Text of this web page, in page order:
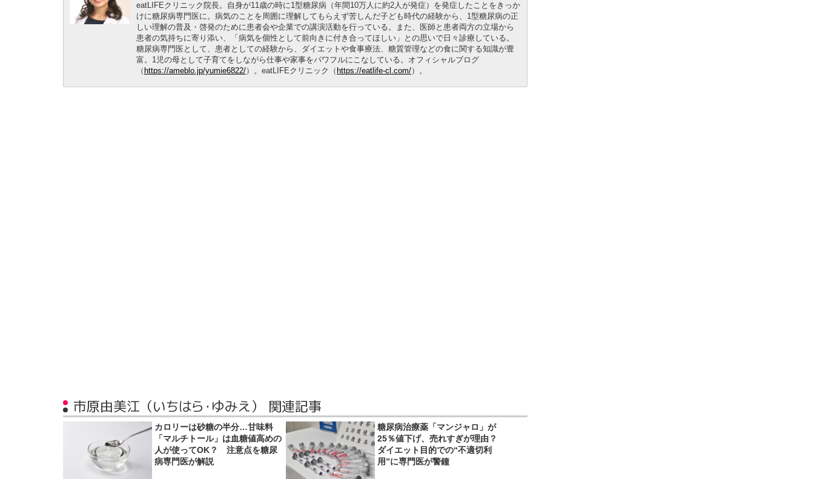
eatLIFEクリニック院長。自身が11歳の時に1型糖尿病（年間10万人に約2人が発症）を発症したことをきっか
けに糖尿病専門医に。病気のことを周囲に理解してもらえず苦しんだ子ども時代の経験から、1型糖尿病の正
しい理解の普及・啓発のために患者会や企業での講演活動を行っている。また、医師と患者両方の立場から
患者の気持ちに寄り添い、「病気を個性として前向きに付き合ってほしい」との思いで日々診療している。
糖尿病専門医として、患者としての経験から、ダイエットや食事療法、糖質管理などの食に関する知識が豊
富。1児の母として子育てをしながら仕事や家事をパワフルにこなしている。オフィシャルブログ
（ https://ameblo.jp/yumie6822/）。eatLIFEクリニック（ https://eatlife-cl.com/）。
市原由美江（いちはら・ゆみえ） 関連記事
カロリーは砂糖の半分…甘味料
「マルチトール」は血糖値高めの
人が使ってOK？ 注意点を糖尿
病専門医が解説
糖尿病治療薬「マンジャロ」が
25％値下げ、売れすぎが理由？
ダイエット目的での“不適切利
用”に専門医が警鐘